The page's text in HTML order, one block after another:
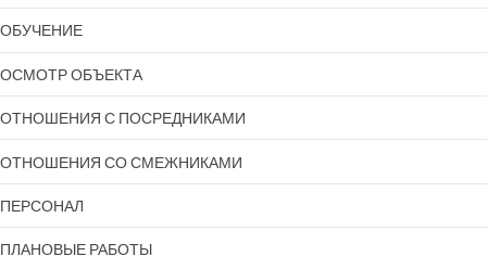
ОБУЧЕНИЕ
ОСМОТР ОБЪЕКТА
ОТНОШЕНИЯ С ПОСРЕДНИКАМИ
ОТНОШЕНИЯ СО СМЕЖНИКАМИ
ПЕРСОНАЛ
ПЛАНОВЫЕ РАБОТЫ